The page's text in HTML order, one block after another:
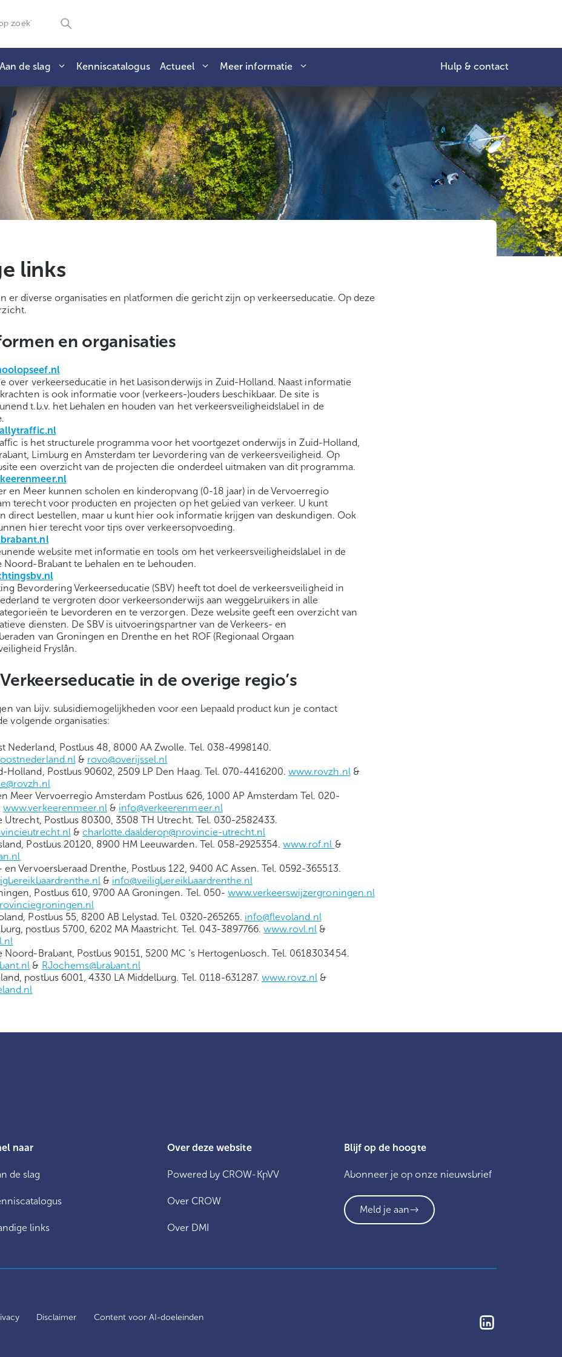
Aan de slag Kenniscatalogus Actueel Meer informatie Hulp & contact
links
er diverse organisaties en platformen die gericht zijn op verkeerseducatie. Op deze
en organisaties
over verkeerseducatie in het basisonderwijs in Zuid-Holland. Naast informatie
is ook informatie voor (verkeers-)ouders beschikbaar. De site is
t.b.v. het behalen en houden van het verkeersveiligheidslabel in de
is het structurele programma voor het voortgezet onderwijs in Zuid-Holland,
Limburg en Amsterdam ter bevordering van de verkeersveiligheid. Op
een overzicht van de projecten die onderdeel uitmaken van dit programma.
en Meer kunnen scholen en kinderopvang (0-18 jaar) in de Vervoerregio
terecht voor producten en projecten op het gebied van verkeer. U kunt
direct bestellen, maar u kunt hier ook informatie krijgen van deskundigen. Ook
hier terecht voor tips over verkeersopvoeding.
website met informatie en tools om het verkeersveiligheidslabel in de
Noord-Brabant te behalen en te behouden.
Bevordering Verkeerseducatie (SBV) heeft tot doel de verkeersveiligheid in
te vergroten door verkeersonderwijs aan weggebruikers in alle
te bevorderen en te verzorgen. Deze website geeft een overzicht van
diensten. De SBV is uitvoeringspartner van de Verkeers- en
van Groningen en Drenthe en het ROF (Regionaal Orgaan
Fryslân.
in de overige regio’s
van bijv. subsidiemogelijkheden voor een bepaald product kun je contact
volgende organisaties:
Nederland, Postbus 48, 8000 AA Zwolle. Tel. 038-4998140.
& rovo@overijssel.nl
Holland, Postbus 90602, 2509 LP Den Haag. Tel. 070-4416200.www.rovzh.nl &
Meer Vervoerregio Amsterdam Postbus 626, 1000 AP Amsterdam Tel. 020-
www.verkeerenmeer.nl & info@verkeerenmeer.nl
Utrecht, Postbus 80300, 3508 TH Utrecht. Tel. 030-2582433.
& charlotte.daalderop@provincie-utrecht.nl
Postbus 20120, 8900 HM Leeuwarden. Tel. 058-2925354.www.rof.nl &
en Vervoersberaad Drenthe, Postbus 122, 9400 AC Assen. Tel. 0592-365513.
& info@veiligbereikbaardrenthe.nl
Postbus 610, 9700 AA Groningen. Tel. 050- www.verkeerswijzergroningen.nl
Postbus 55, 8200 AB Lelystad. Tel. 0320-265265. info@flevoland.nl
postbus 5700, 6202 MA Maastricht. Tel. 043-3897766.www.rovl.nl &
Noord-Brabant, Postbus 90151, 5200 MC ’s Hertogenbosch. Tel. 0618303454.
& RJochems@brabant.nl
postbus 6001, 4330 LA Middelburg. Tel. 0118-631287.www.rovz.nl &
naar
de slag
links
Over deze website
Powered by CROW-KpVV
Over CROW
Over DMI
Blijf op de hoogte
Abonneer je op onze nieuwsbrief
Meld je aan
Disclaimer Content voor AI-doeleinden